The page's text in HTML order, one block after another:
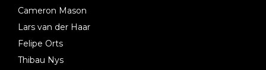
Cameron Mason
Lars van der Haar
Felipe Orts
Thibau Nys